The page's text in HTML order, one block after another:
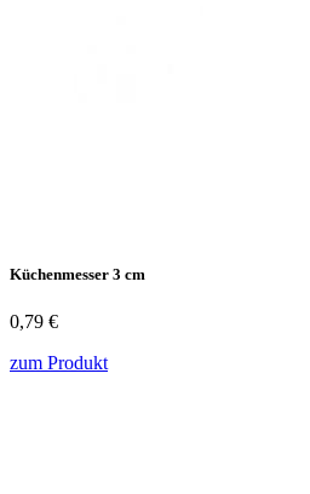
Küchenmesser 3 cm
0,79 €
zum Produkt